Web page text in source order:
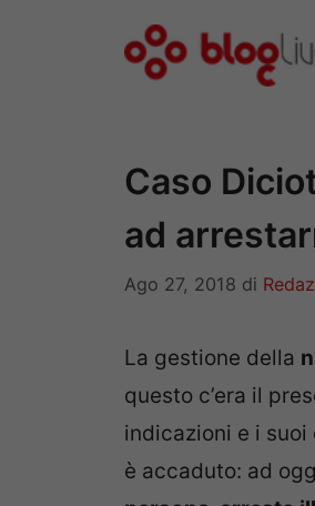
Caso
ad
Ago 27, 2018 di
La gestione della
questo c’era il
indicazioni e i
è accaduto: ad